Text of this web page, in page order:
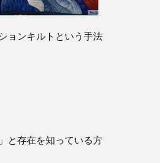
ョンキルトという手法
と存在を知っている方